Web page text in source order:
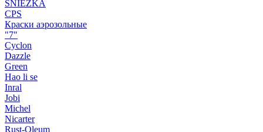
SNIEZKA
CPS
Краски аэрозольные
"7"
Cyclon
Dazzle
Green
Hao li se
Inral
Jobi
Michel
Nicarter
Rust-Oleum